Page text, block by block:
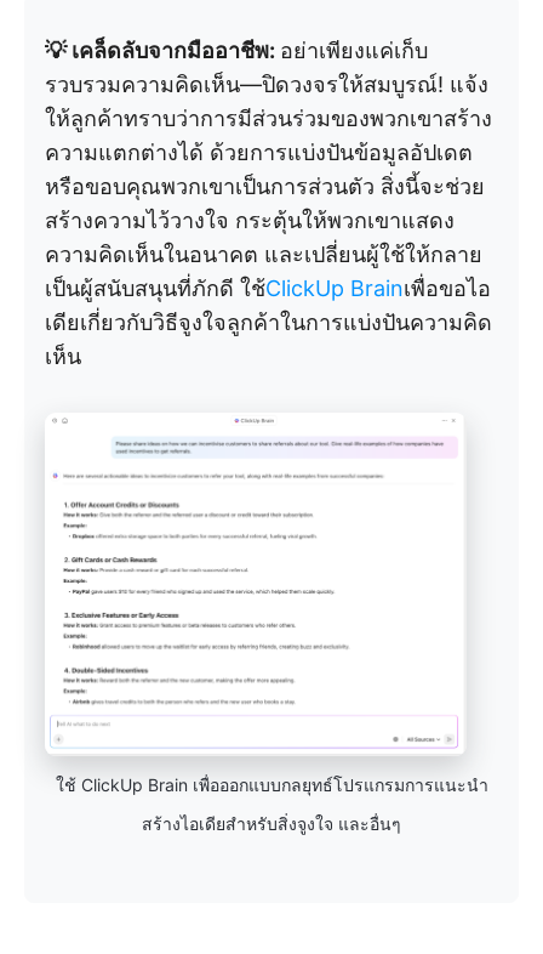
💡 เคล็ดลับจากมืออาชีพ: อย่าเพียงแค่เก็บ
รวบรวมความคิดเห็น—ปิดวงจรให้สมบูรณ์! แจ้ง
ให้ลูกค้าทราบว่าการมีส่วนร่วมของพวกเขาสร้าง
ความแตกต่างได้ ด้วยการแบ่งปันข้อมูลอัปเดต
หรือขอบคุณพวกเขาเป็นการส่วนตัว สิ่งนี้จะช่วย
สร้างความไว้วางใจ กระตุ้นให้พวกเขาแสดง
ความคิดเห็นในอนาคต และเปลี่ยนผู้ใช้ให้กลาย
เป็นผู้สนับสนุนที่ภักดี ใช้ClickUp Brainเพื่อขอไอ
เดียเกี่ยวกับวิธีจูงใจลูกค้าในการแบ่งปันความคิด
เห็น
ใช้ ClickUp Brain เพื่อออกแบบกลยุทธ์โปรแกรมการแนะนำ
สร้างไอเดียสำหรับสิ่งจูงใจ และอื่นๆ